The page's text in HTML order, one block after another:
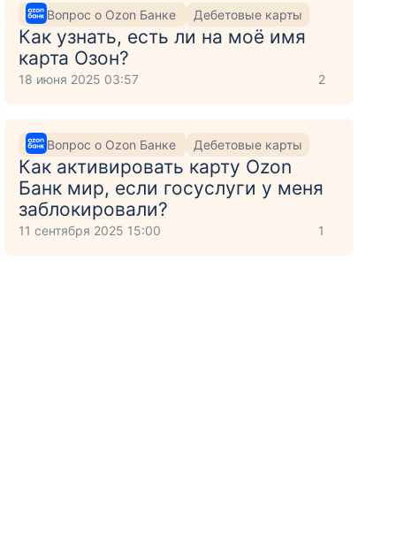
Вопрос о Ozon Банке Дебетовые карты
Как узнать, есть ли на моё имя
карта Озон?
18 июня 2025 03:57 2
Вопрос о Ozon Банке Дебетовые карты
Как активировать карту Ozon
Банк мир, если госуслуги у меня
заблокировали?
11 сентября 2025 15:00 1